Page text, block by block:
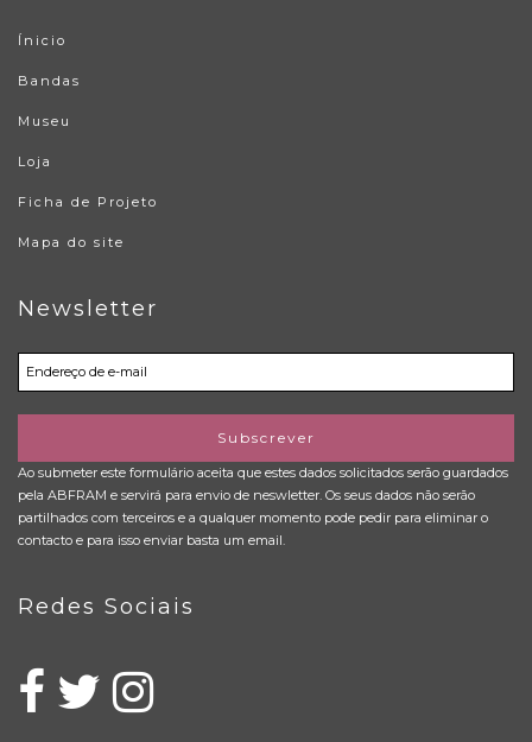
Ínicio
Bandas
Museu
Loja
Ficha de Projeto
Mapa do site
Newsletter
Subscrever
Ao submeter este formulário aceita que estes dados solicitados serão guardados
pela ABFRAM e servirá para envio de neswletter. Os seus dados não serão
partilhados com terceiros e a qualquer momento pode pedir para eliminar o
contacto e para isso enviar basta um email.
Redes Sociais